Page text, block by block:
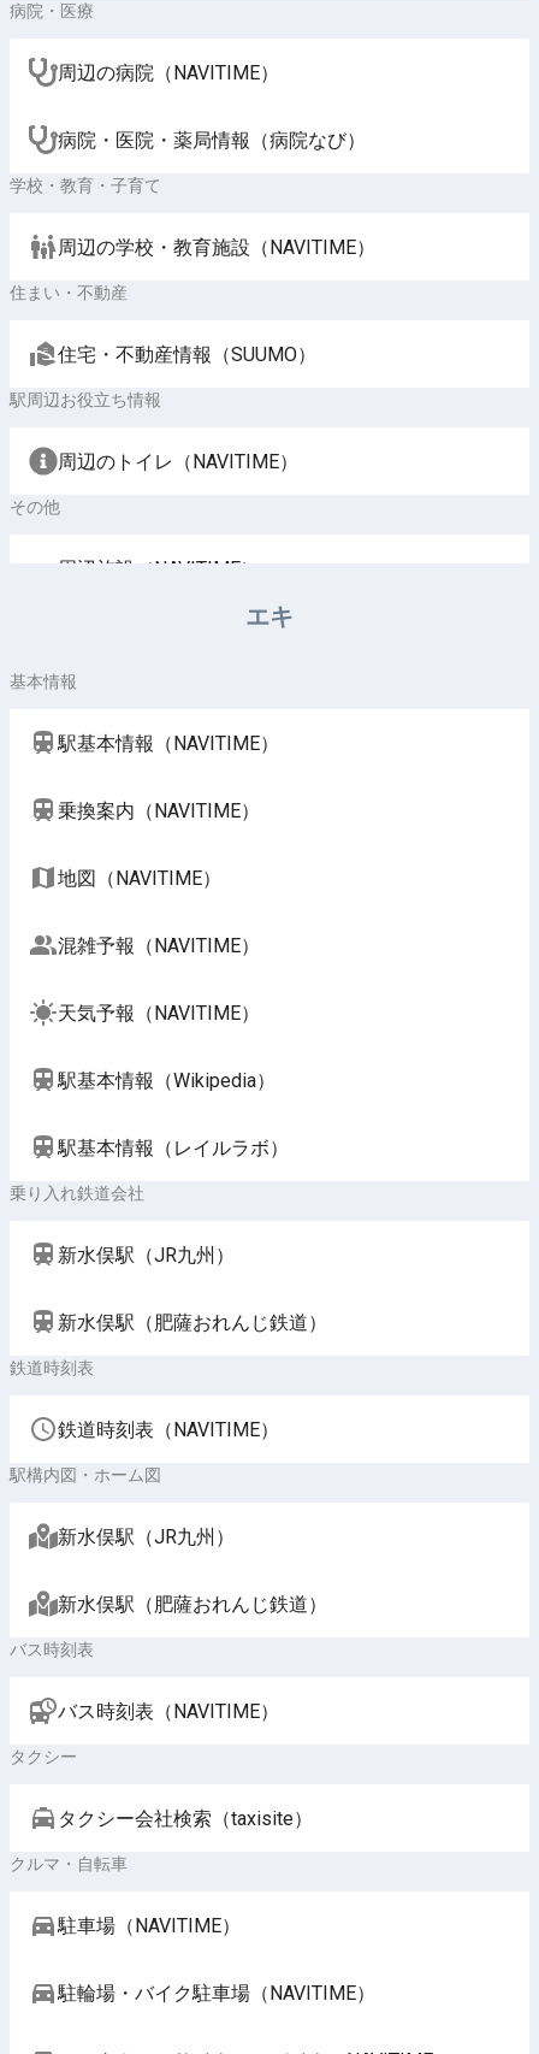
病院・医療
周辺の病院（NAVITIME）
病院・医院・薬局情報（病院なび）
学校・教育・子育て
周辺の学校・教育施設（NAVITIME）
住まい・不動産
住宅・不動産情報（SUUMO）
駅周辺お役立ち情報
周辺のトイレ（NAVITIME）
その他
周辺施設（NAVITIME）
エキ
基本情報
駅基本情報（NAVITIME）
乗換案内（NAVITIME）
地図（NAVITIME）
混雑予報（NAVITIME）
天気予報（NAVITIME）
駅基本情報（Wikipedia）
駅基本情報（レイルラボ）
乗り入れ鉄道会社
新水俣駅（JR九州）
新水俣駅（肥薩おれんじ鉄道）
鉄道時刻表
鉄道時刻表（NAVITIME）
駅構内図・ホーム図
新水俣駅（JR九州）
新水俣駅（肥薩おれんじ鉄道）
バス時刻表
バス時刻表（NAVITIME）
タクシー
タクシー会社検索（taxisite）
クルマ・自転車
駐車場（NAVITIME）
駐輪場・バイク駐車場（NAVITIME）